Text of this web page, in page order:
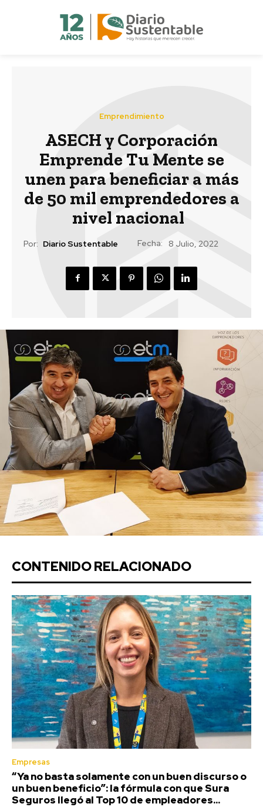
Emprendimiento
ASECH y Corporación
Emprende Tu Mente se
unen para beneficiar a más
de 50 mil emprendedores a
nivel nacional
Por: Diario Sustentable Fecha: 8 Julio, 2022
CONTENIDO RELACIONADO
Empresas
“Ya no basta solamente con un buen discurso o
un buen beneficio”: la fórmula con que Sura
Seguros llegó al Top 10 de empleadores...